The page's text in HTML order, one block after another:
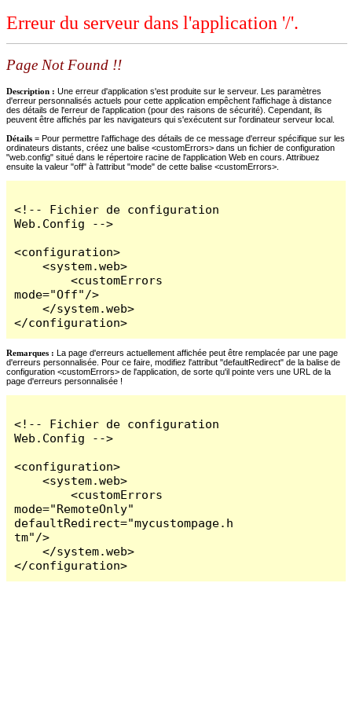
Erreur du serveur dans l'application '/'.
Page Not Found !!
Description : Une erreur d'application s'est produite sur le serveur. Les paramètres
d'erreur personnalisés actuels pour cette application empêchent l'affichage à distance
des détails de l'erreur de l'application (pour des raisons de sécurité). Cependant, ils
peuvent être affichés par les navigateurs qui s'exécutent sur l'ordinateur serveur local.
Détails = Pour permettre l'affichage des détails de ce message d'erreur spécifique sur les
ordinateurs distants, créez une balise <customErrors> dans un fichier de configuration
"web.config" situé dans le répertoire racine de l'application Web en cours. Attribuez
ensuite la valeur "off" à l'attribut "mode" de cette balise <customErrors>.
<!-- Fichier de configuration
Web.Config -->
<configuration>
    <system.web>
        <customErrors
mode="Off"/>
    </system.web>
</configuration>
Remarques : La page d'erreurs actuellement affichée peut être remplacée par une page
d'erreurs personnalisée. Pour ce faire, modifiez l'attribut "defaultRedirect" de la balise de
configuration <customErrors> de l'application, de sorte qu'il pointe vers une URL de la
page d'erreurs personnalisée !
<!-- Fichier de configuration
Web.Config -->
<configuration>
    <system.web>
        <customErrors
mode="RemoteOnly"
defaultRedirect="mycustompage.h
tm"/>
    </system.web>
</configuration>